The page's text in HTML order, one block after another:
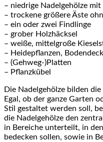
– niedrige Nadelgehölze
– trockene größere Äste
– ein oder zwei Findlinge
– grober Holzhäcksel
– weiße, mittelgroße
– Heidepflanzen,
– (Gehweg-)Platten
– Pflanzkübel
Die Nadelgehölze bilden
Egal, ob der ganze Garten
Stil gestaltet werden soll,
die Nadelgehölze den
in Bereiche unterteilt, in
bedecken sollen, sowie in